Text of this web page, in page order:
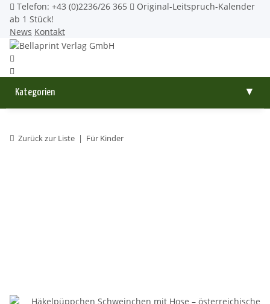
Telefon: +43 (0)2236/26 365
Original-Leitspruch-Kalender
ab 1 Stück!
News Kontakt
Kategorien ▼
Zurück zur Liste Für Kinder